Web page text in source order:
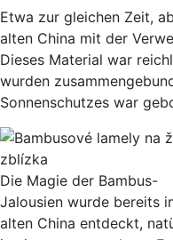
Etwa zur gleichen Zeit,
alten China mit der
Dieses Material war
wurden
Sonnenschutzes war
Die Magie der Bambus-
Jalousien wurde bereits
alten China entdeckt,